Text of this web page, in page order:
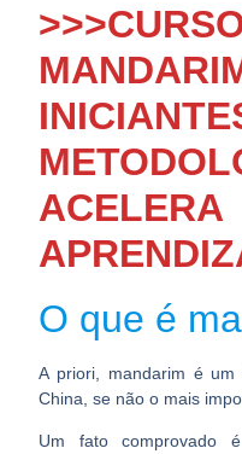
O que é
A priori, mandarim é
China, se não o mais
Um fato comprovado